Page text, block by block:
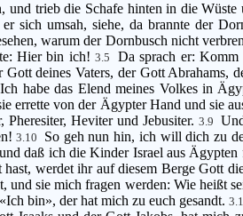
und trieb die Schafe hinten in die
sich umsah, siehe, da brannte der
warum der Dornbusch nicht
Hier bin ich!3.5
Da sprach er: Komm
deines Vaters, der Gott Abrahams,
habe das Elend meines Volkes in
errette von der Ägypter Hand und sie
Heviter und Jebusiter. 3.9
3.10
So geh nun hin, ich will dich zu
daß ich die Kinder Israel aus
werdet ihr auf diesem Berge Gott
sie mich fragen werden: Wie heißt
bin», der hat mich zu euch gesandt.